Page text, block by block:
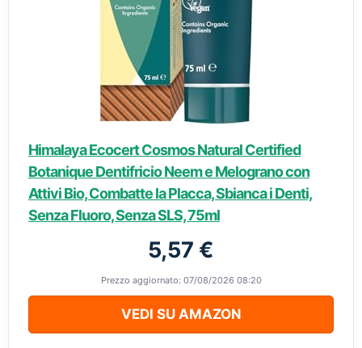
Himalaya Ecocert Cosmos Natural Certified
Botanique Dentifricio Neem e Melograno con
Attivi Bio, Combatte la Placca, Sbianca i Denti,
Senza Fluoro, Senza SLS, 75ml
5,57 €
Prezzo aggiornato: 07/08/2026 08:20
VEDI SU AMAZON